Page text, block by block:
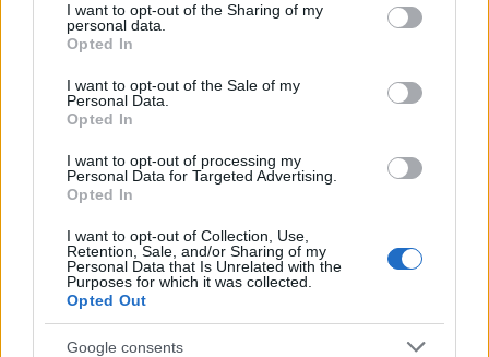
not limited to your visit or usage behaviour. You may click to
grant or deny consent to Google and its third-party tags to
use your data for below specified purposes in below Google
consent section.
I want to opt-out of the Sharing of my
personal data.
Opted In
I want to opt-out of the Sale of my
Personal Data.
Opted In
I want to opt-out of processing my
Personal Data for Targeted Advertising.
Opted In
I want to opt-out of Collection, Use,
Retention, Sale, and/or Sharing of my
Personal Data that Is Unrelated with the
Purposes for which it was collected.
Opted Out
Google consents
Continua a leggere